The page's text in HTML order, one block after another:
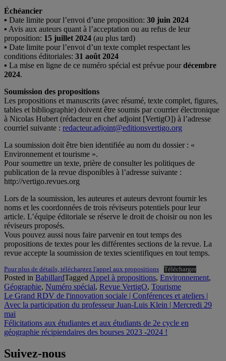
Échéancier
▪ Date limite pour l’envoi d’une proposition: 30 juin 2024
▪ Avis aux auteurs quant à l’acceptation ou au refus de leur
proposition: 15 juillet 2024 (au plus tard)
▪ Date limite pour l’envoi d’un texte complet respectant les
conditions éditoriales: 31 août 2024
▪ La mise en ligne de ce numéro spécial est prévue pourdécembre
2024.
Soumission des propositions
Les propositions et manuscrits (avec résumé, texte complet, figures,
tables et bibliographie) doivent être soumis par courrier électronique
à Nicolas Hubert (rédacteur en chef adjoint [VertigO]) à l’adresse
courriel suivante : redacteur.adjoint@editionsvertigo.org
La soumission doit être bien identifiée au nom du dossier : «
Environnement et tourisme ».
Pour soumettre un texte, prière de consulter les politiques de
publication de la revue disponibles à l’adresse suivante :
http://vertigo.revues.org
Lors de la soumission, les auteures et auteurs devront fournir les
noms et les coordonnées de trois réviseurs potentiels pour leur
article. L’équipe éditoriale se réserve le droit de choisir ou non les
réviseurs proposés.
Vous pouvez aussi nous faire parvenir en tout temps des
propositions de textes pour les différentes sections de la revue. La
revue accepte la soumission de textes scientifiques en tout temps.
Pour plus de détails, téléchargez l'appel aux propositions Télécharger
Posted in BabillardTagged Appel à propositions, Environnement,
Géographie, Numéro spécial, Revue VertigO, Tourisme
Navigation
de
l'article
Le Grand RDV de l'innovation sociale | Conférences et ateliers |
Avec la participation du professeur Juan-Luis Klein | Mercredi 29
mai
Félicitations aux étudiantes et aux étudiants de 2e cycle en
géographie récipiendaires des bourses 2023 -2024 !
Suivez-nous